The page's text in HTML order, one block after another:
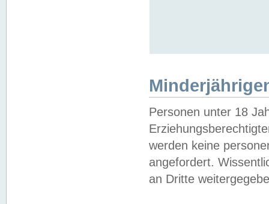
Personen unter 18
werden keine
angefordert.
an Dritte